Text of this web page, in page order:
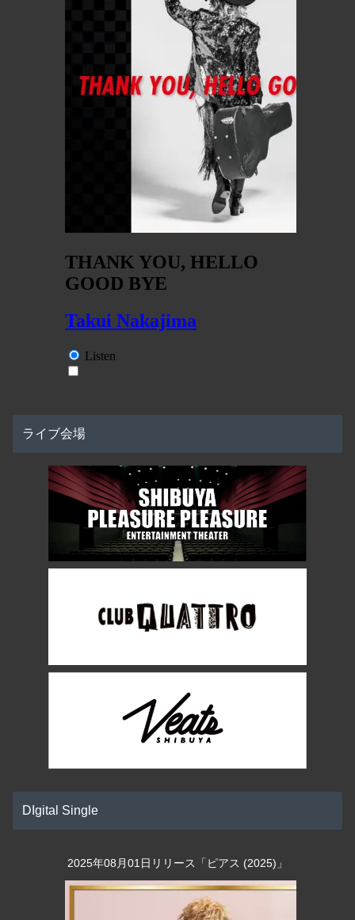
ライブ会場
DIgital Single
2025年08月01日リリース「ピアス (2025)」